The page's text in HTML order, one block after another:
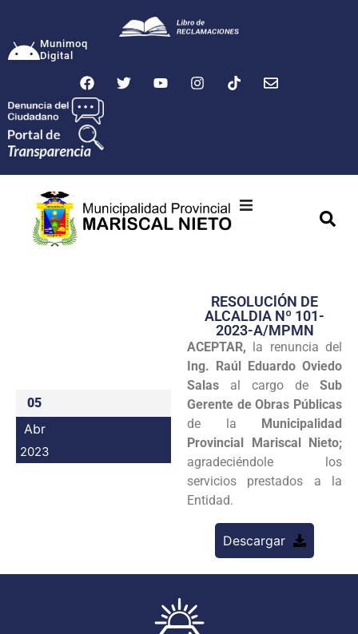
Munimoq
Digital
Transparencia
Seguridad
Programas
Intranet
05
Abr
2023
RESOLUClÓN DE
ALCALDIA Nº 101-
2023-A/MPMN
ACEPTAR, la renuncia del
Ing. Raúl Eduardo Oviedo
Salas al cargo de Sub
Gerente de Obras Públicas
de la Municipalidad
Provincial Mariscal Nieto;
agradeciéndole los
servicios prestados a la
Entidad.
Descargar